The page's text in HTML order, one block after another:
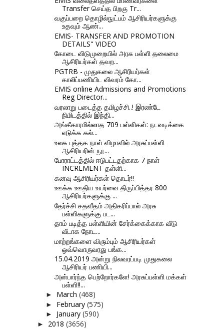
Transfer செய்த பிறகு Tr...
வகுப்பறை தொழில்நுட்பம் ஆசிரியர்களுக்கு
உதவும் ஆண்...
EMIS- TRANSFER AND PROMOTION
DETAILS" VIDEO
கோடை விடுமுறையில் அரசு பள்ளி தலைமை
ஆசிரியர்கள் தவற...
PGTRB - முதுகலை ஆசிரியர்கள்
காலிப்பணியிட விவரம் கோ...
EMIS online Admissions and Promotions
Reg Director...
வரலாறு படைத்த தமிழச்சி..! இரண்டே
நிமிடத்தில் இந்தி...
அங்கீகாரமில்லாத 709 பள்ளிகள்: நடவடிக்கை
எடுக்க கல்...
உலக புத்தக நாள் விழாவில் அரசுப்பள்ளி
ஆசிரியரின் நூ...
போராட்டத்தில் ஈடுபட்டதற்காக 7 நாள்
INCREMENT தள்ளி...
கனவு ஆசிரியர்கள் தொடர்!!
ஊக்க ஊதிய உயர்வை திருப்பித்தர 800
ஆசிரியர்களுக்கு ...
தேர்ச்சி சதவீதம் அதிகரிப்பால் அரசு
பள்ளிகளுக்கு பட...
தாம் படித்த பள்ளியின் சேர்க்கைக்காக வீடு
வீடாக நோட...
மாற்றங்களை விரும்பும் ஆசிரியர்கள்
ஒவ்வொருவரது பங்க...
15.04.2019 அன்று நிலவரப்படி முதுகலை
ஆசிரியர் பணியி...
அன்பார்ந்த பெற்றோர்களே! அரசுப்பள்ளி மக்கள்
பள்ளி!!...
► March (468)
► February (575)
► January (590)
► 2018 (3656)